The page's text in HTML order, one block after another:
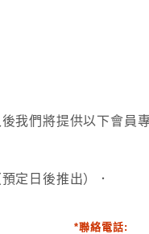
我們將提供以下會員專
定日後推出）．
*聯絡電話: